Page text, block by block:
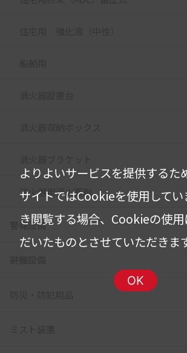
消火器用消火薬剤
警報設備
よりよいサービスを提供するた
サイトではCookieを使用してい
き閲覧する場合、Cookieの使
だいたものとさせていただきま
OK